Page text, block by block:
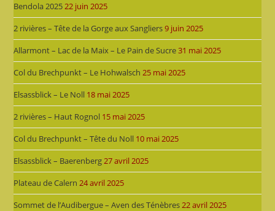
Bendola 202522 juin 2025
2 rivières – Tête de la Gorge aux Sangliers9 juin 2025
Allarmont – Lac de la Maix – Le Pain de Sucre31 mai 2025
Col du Brechpunkt – Le Hohwalsch 25 mai 2025
Elsassblick – Le Noll 18 mai 2025
2 rivières – Haut Rognol 15 mai 2025
Col du Brechpunkt – Tête du Noll 10 mai 2025
Elsassblick – Baerenberg27 avril 2025
Plateau de Calern 24 avril 2025
Sommet de l’Audibergue – Aven des Ténèbres22 avril 2025